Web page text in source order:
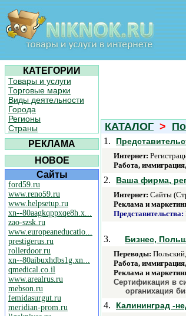
КАТЕГОРИИ
Товары и услуги
Торговые марки
Виды деятельности
Города
Регионы
Страны
РЕКЛАМА
НОВОЕ
Сайты
ford59.ru
www.reno59.ru
www.helpsetup.ru
xn--80aagkqppxqe8h.x...
zao-szsk.ru
www.europeaneducatio...
prestigerus.ru
rollerdoor.ru
xn--80aibuxhdbs1g.xn...
qmedical.co.il
www.arealrus.ru
mebson.ru
femidasurgut.ru
meridian-prom.ru
КАТАЛОГ >
1.
Интернет:
Работа,
2. Ваша фирма,
Интернет: Сайты
Реклама и
Представительства:
3. Бизнес,
Переводы:
Работа,
Реклама и
Сертификация в
органихация
4. Калининград -